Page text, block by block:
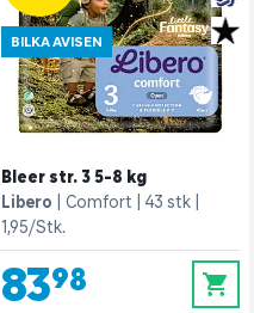
BILKA AVISEN
Bleer str. 3 5-8 kg
Libero
Comfort
43 stk
1,95/Stk.
83,98 0